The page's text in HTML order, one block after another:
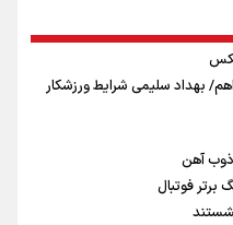
بهداد سلیمی شرایط ورزشکار
ذوب آهن
فوتبال